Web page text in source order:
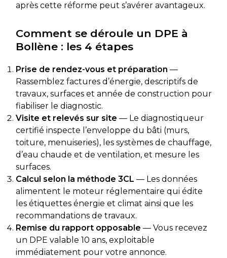
après cette réforme peut s’avérer avantageux.
Comment se déroule un DPE à
Bollène : les 4 étapes
Prise de rendez-vous et préparation —
Rassemblez factures d’énergie, descriptifs de
travaux, surfaces et année de construction pour
fiabiliser le diagnostic.
Visite et relevés sur site — Le diagnostiqueur
certifié inspecte l’enveloppe du bâti (murs,
toiture, menuiseries), les systèmes de chauffage,
d’eau chaude et de ventilation, et mesure les
surfaces.
Calcul selon la méthode 3CL — Les données
alimentent le moteur réglementaire qui édite
les étiquettes énergie et climat ainsi que les
recommandations de travaux.
Remise du rapport opposable — Vous recevez
un DPE valable 10 ans, exploitable
immédiatement pour votre annonce.